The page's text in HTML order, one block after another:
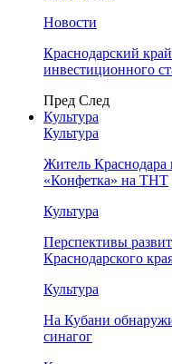
Новости
Краснодарский
инвестиционного
Пред След
Культура
Культура
Житель Краснодара
«Конфетка» на ТНТ
Культура
Перспективы
Краснодарского
Культура
На Кубани
синагог